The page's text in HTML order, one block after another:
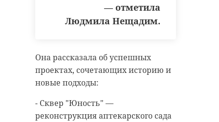
— отметила
Людмила Нещадим.
Она рассказала об успешных
проектах, сочетающих историю и
новые подходы:
- Сквер "Юность" —
реконструкция аптекарского сада